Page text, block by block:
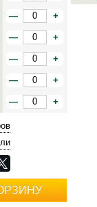
— +
— +
— +
— +
— +